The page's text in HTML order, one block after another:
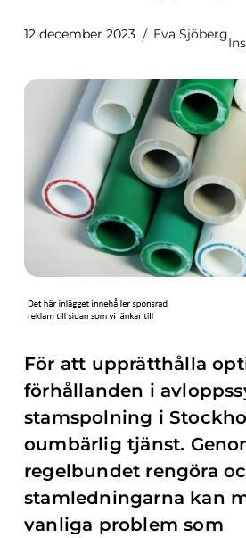
12 december 2023 Eva Sjöberg
För att upprätthålla
förhållanden i
stamspolning i
oumbärlig tjänst.
regelbundet rengöra
stamledningarna kan
vanliga problem som